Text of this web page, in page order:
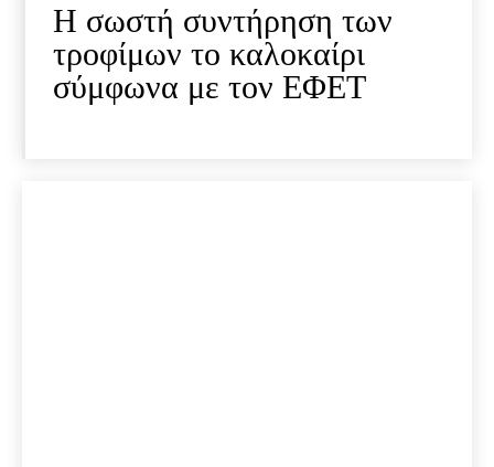
Η σωστή συντήρηση των
τροφίμων το καλοκαίρι
σύμφωνα με τον ΕΦΕΤ